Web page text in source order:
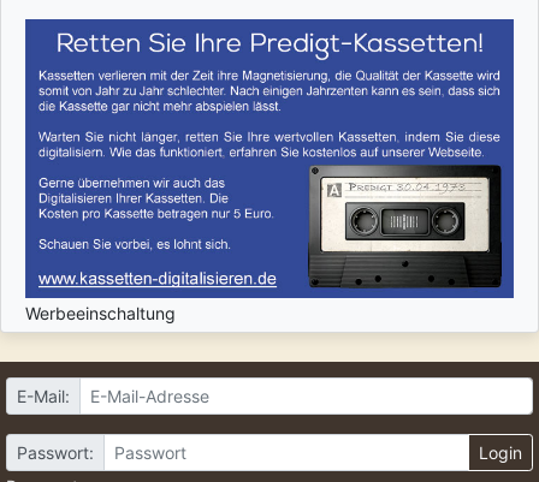
Werbeeinschaltung
E-Mail:
Passwort:
Login